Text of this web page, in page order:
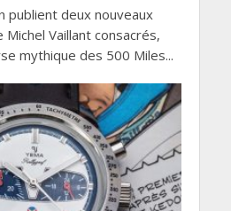
publient deux nouveaux
Vaillant consacrés,
mythique des 500 Miles...